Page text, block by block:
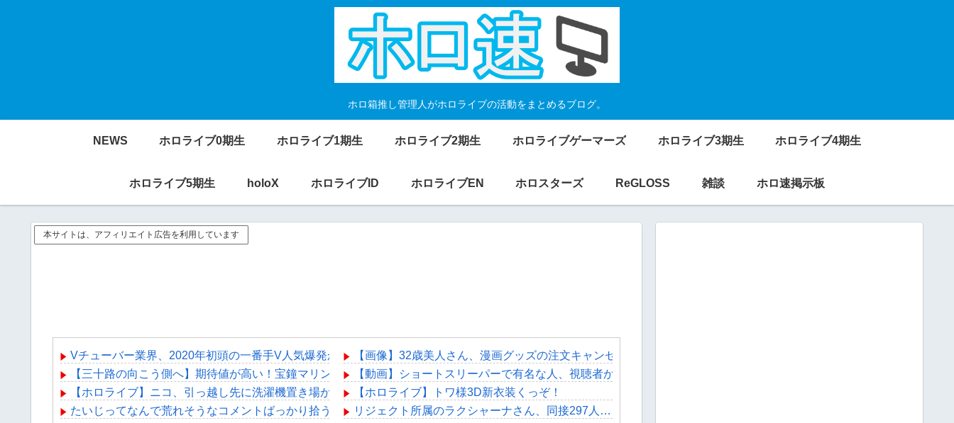
ホロ箱推し管理人がホロライブの活動をまとめるブログ。
NEWS ホロライブ0期生 ホロライブ1期生 ホロライブ2期生 ホロライブゲーマーズ ホロライブ3期生 ホロライブ4期生
ホロライブ5期生 holoX ホロライブID ホロライブEN ホロスターズ ReGLOSS 雑談 ホロ速掲示板
本サイトは、アフィリエイト広告を利用しています
Vチューバー業界、2020年初頭の一番手V人気爆発から何も変わらない……
【三十路の向こう側へ】期待値が高い！宝鐘マリン：誕生日カウントダウンで魅せる最高のエンターテインメント
【ホロライブ】ニコ、引っ越し先に洗濯機置き場がない
たいじってなんで荒れそうなコメントばっかり拾うんだろうな
【画像】32歳美人さん、漫画グッズの注文キャンセルを43億円分繰り返しまくり逮捕
【動画】ショートスリーパーで有名な人、視聴者から「寝た方がいい」と言われブチギレ
【ホロライブ】トワ様3D新衣装くっぞ！
リジェクト所属のラクシャーナさん、同接297人……